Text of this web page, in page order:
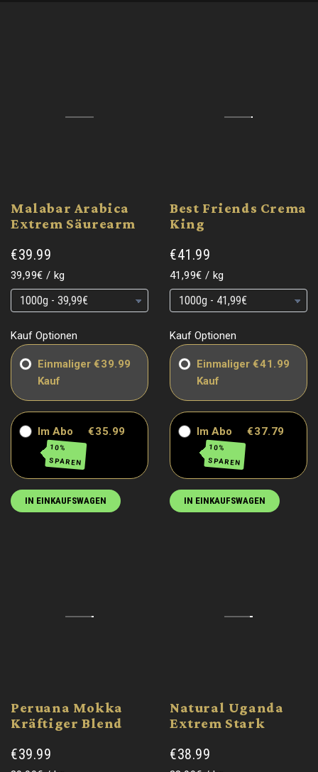
Malabar Arabica
Extrem Säurearm
€39.99
Grundpreis
39,99€ / pro
kg
Grundpreis
Grundpreis
Kauf Optionen
Einmaliger
Kauf
€39.99
Im Abo
10%
SPAREN
€35.99
IN EINKAUFSWAGEN
Best Friends Crema
King
€41.99
Grundpreis
41,99€ / pro
kg
Grundpreis
Grundpreis
Kauf Optionen
Einmaliger
Kauf
€41.99
Im Abo
10%
SPAREN
€37.79
IN EINKAUFSWAGEN
Peruana Mokka
Kräftiger Blend
€39.99
Natural Uganda
Extrem Stark
€38.99